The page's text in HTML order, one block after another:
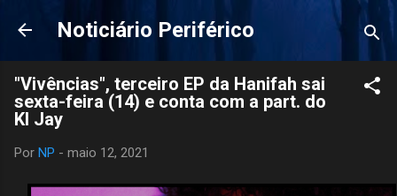
Pular para o conteúdo principal
Noticiário Periférico
"Vivências", terceiro EP da Hanifah sai
sexta-feira (14) e conta com a part. do
Kl Jay
Por NP - maio 12, 2021